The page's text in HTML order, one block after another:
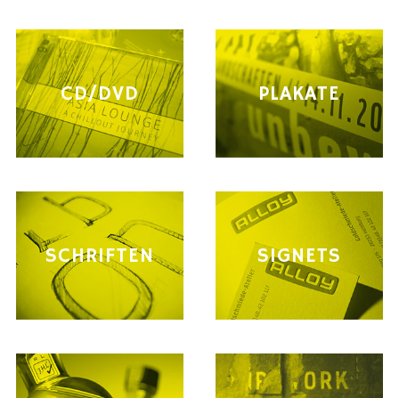
CD/DVD PLAKATE
SCHRIFTEN SIGNETS